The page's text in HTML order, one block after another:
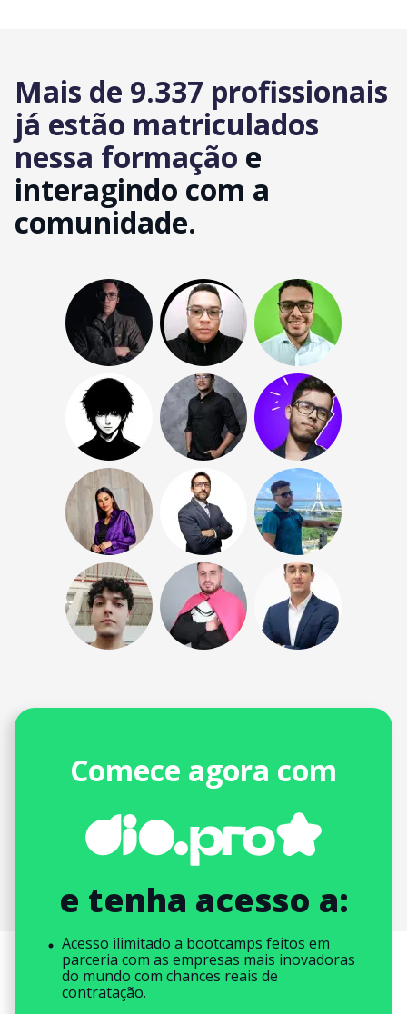
Mais de 9.337 profissionais
já estão matriculados
nessa formação e
interagindo com a
comunidade.
Comece agora com
e tenha acesso a:
Acesso ilimitado a bootcamps feitos em
parceria com as empresas mais inovadoras
do mundo com chances reais de
contratação.